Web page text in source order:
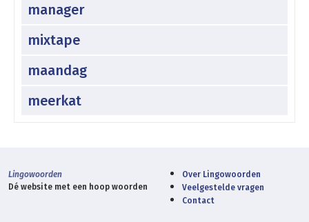
manager
mixtape
maandag
meerkat
Lingowoorden
Dé website met een hoop woorden
Over Lingowoorden
Veelgestelde vragen
Contact